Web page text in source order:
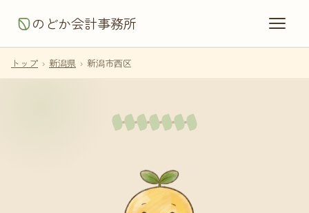
のどか会計事務所
トップ › 新潟県 › 新潟市西区